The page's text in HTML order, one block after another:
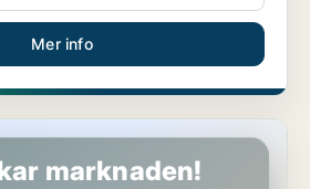
Mer info
marknaden!